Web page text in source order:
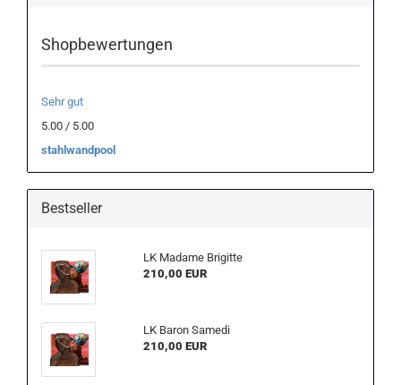
Shopbewertungen
Sehr gut
5.00 / 5.00
stahlwandpool
Bestseller
LK Madame Brigitte
210,00 EUR
LK Baron Samedi
210,00 EUR